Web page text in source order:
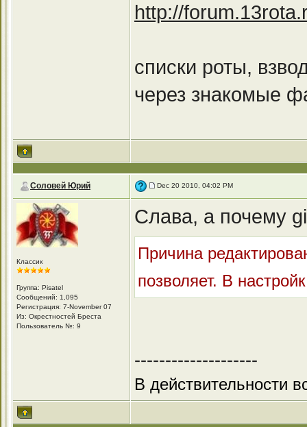
http://
списки роты,
через знакомые
Соловей Юрий Dec 20 2010, 04:02 PM
Классик
Группа: Pisatel
Сообщений: 1,095
Регистрация: 7-November 07
Из: Окрестностей Бреста
Пользователь №: 9
Слава, а почему
Причина
позволяет. В
--------------------
В действительности